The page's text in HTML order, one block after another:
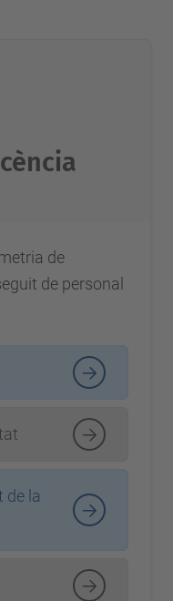
de
de personal
de la